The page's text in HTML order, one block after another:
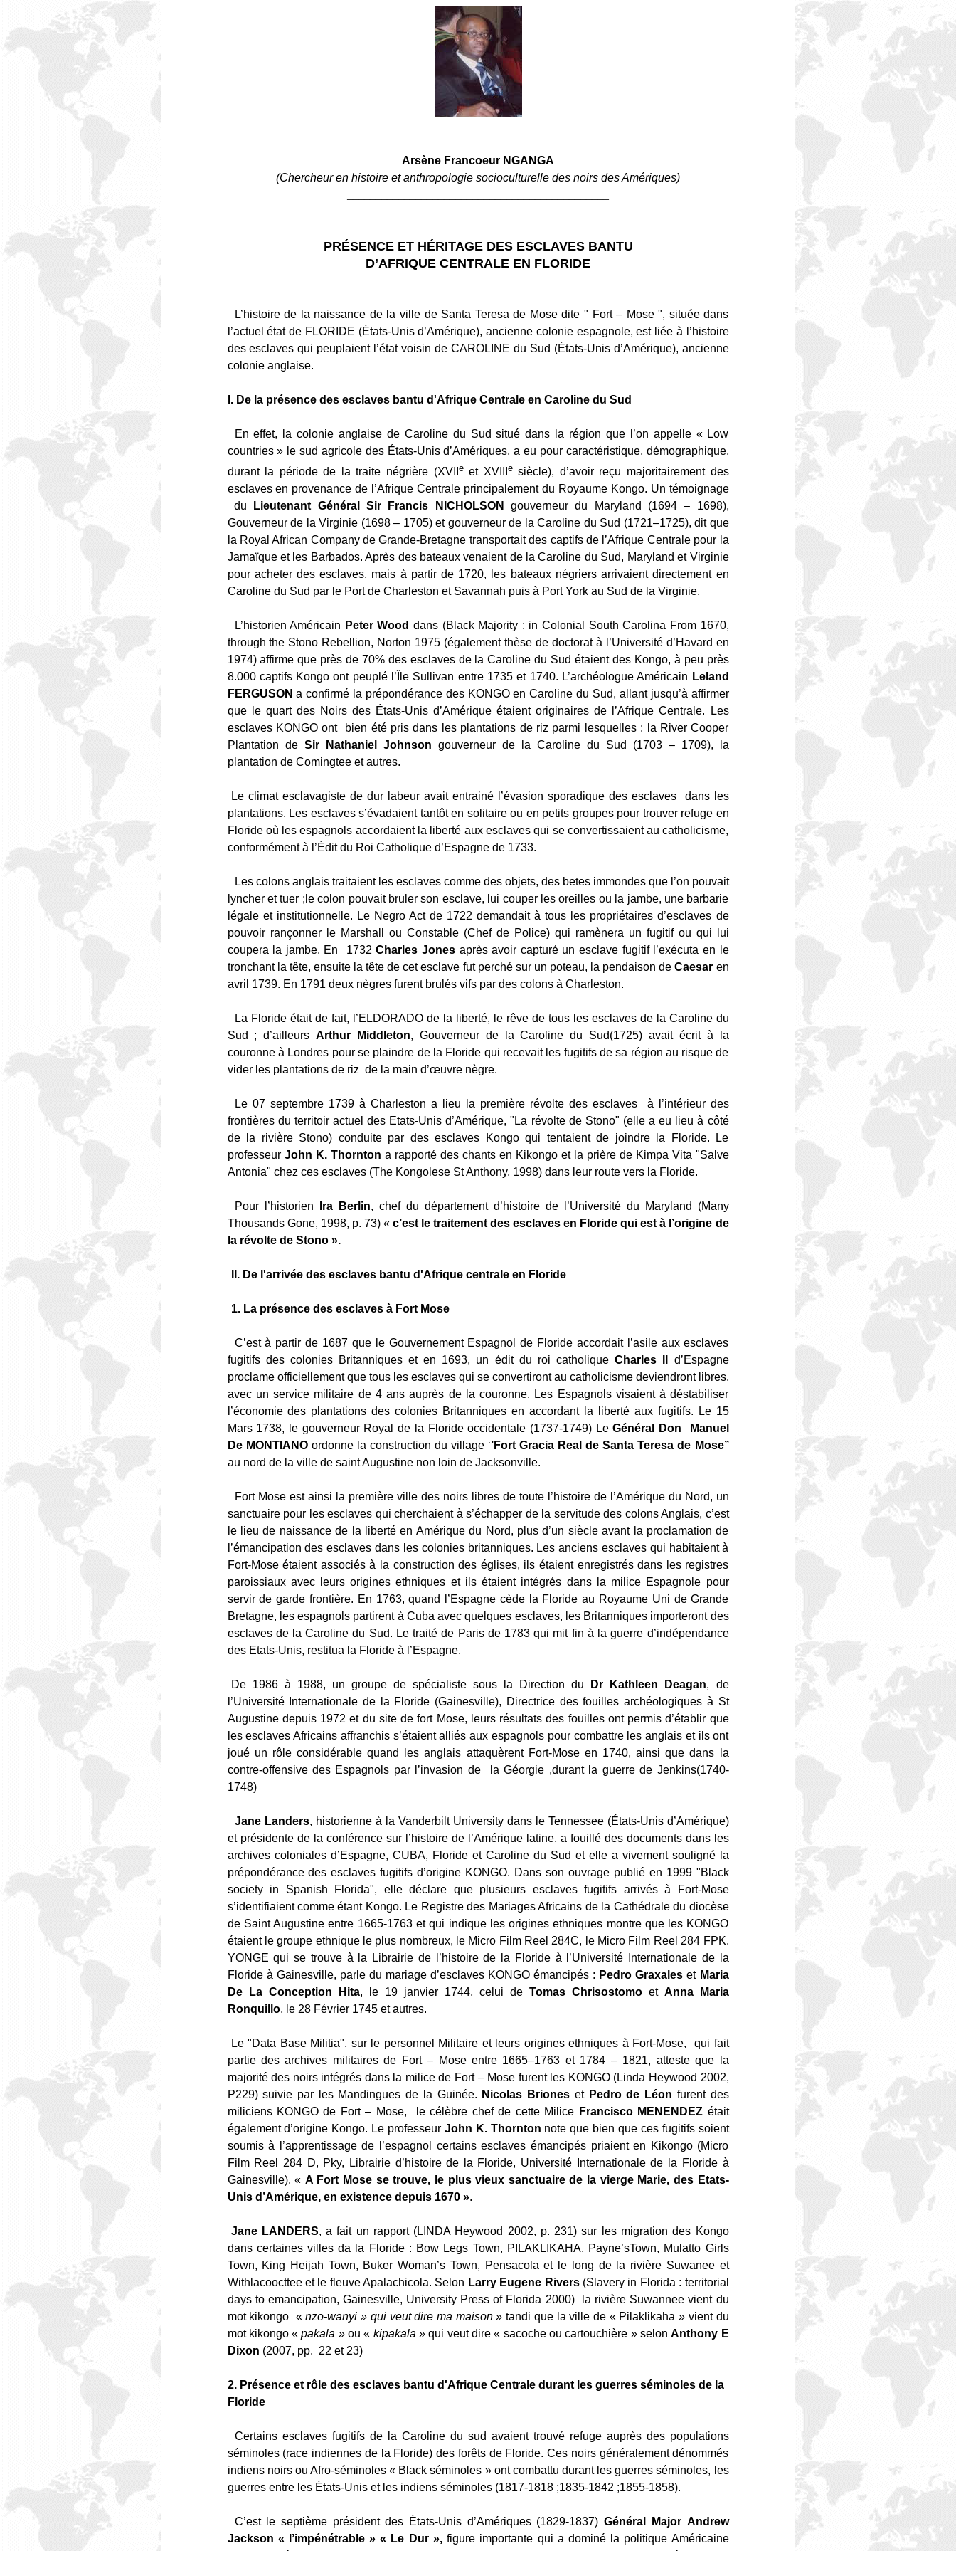
Arsène Francoeur NGANGA
(Chercheur en histoire et anthropologie socioculturelle des noirs des Amériques)
PRÉSENCE ET HÉRITAGE DES ESCLAVES BANTU
D’AFRIQUE CENTRALE EN FLORIDE
L’histoire de la naissance de la ville de Santa Teresa de Mose dite " Fort – Mose ", située dans
l’actuel état de FLORIDE (États-Unis d’Amérique), ancienne colonie espagnole, est liée à l’histoire
des esclaves qui peuplaient l’état voisin de CAROLINE du Sud (États-Unis d’Amérique), ancienne
colonie anglaise.
I. De la présence des esclaves bantu d'Afrique Centrale en Caroline du Sud
En effet, la colonie anglaise de Caroline du Sud situé dans la région que l’on appelle « Low
countries » le sud agricole des États-Unis d’Amériques, a eu pour caractéristique, démographique,
durant la période de la traite négrière (XVII eet XVIII esiècle), d’avoir reçu majoritairement des
esclaves en provenance de l’Afrique Centrale principalement du Royaume Kongo. Un témoignage
du
Lieutenant Général Sir Francis NICHOLSON
gouverneur du Maryland (1694 – 1698),
Gouverneur de la Virginie (1698 – 1705) et gouverneur de la Caroline du Sud (1721–1725), dit que
la Royal African Company de Grande-Bretagne transportait des captifs de l’Afrique Centrale pour la
Jamaïque et les Barbados. Après des bateaux venaient de la Caroline du Sud, Maryland et Virginie
pour acheter des esclaves, mais à partir de 1720, les bateaux négriers arrivaient directement en
Caroline du Sud par le Port de Charleston et Savannah puis à Port York au Sud de la Virginie.
L’historien Américain Peter Wood dans (Black Majority : in Colonial South Carolina From 1670,
through the Stono Rebellion, Norton 1975 (également thèse de doctorat à l’Université d’Havard en
1974) affirme que près de 70% des esclaves de la Caroline du Sud étaient des Kongo, à peu près
8.000 captifs Kongo ont peuplé l’Île Sullivan entre 1735 et 1740. L’archéologue Américain Leland
FERGUSONa confirmé la prépondérance des KONGO en Caroline du Sud, allant jusqu’à affirmer
que le quart des Noirs des États-Unis d’Amérique étaient originaires de l’Afrique Centrale. Les
esclaves KONGO ont bien été pris dans les plantations de riz parmi lesquelles : la River Cooper
Plantation de Sir Nathaniel Johnson gouverneur de la Caroline du Sud (1703 – 1709), la
plantation de Comingtee et autres.
Le climat esclavagiste de dur labeur avait entrainé l’évasion sporadique des esclaves dans les
plantations. Les esclaves s’évadaient tantôt en solitaire ou en petits groupes pour trouver refuge en
Floride où les espagnols accordaient la liberté aux esclaves qui se convertissaient au catholicisme,
conformément à l’Édit du Roi Catholique d’Espagne de 1733.
Les colons anglais traitaient les esclaves comme des objets, des betes immondes que l’on pouvait
lyncher et tuer ;le colon pouvait bruler son esclave, lui couper les oreilles ou la jambe, une barbarie
légale et institutionnelle. Le Negro Act de 1722 demandait à tous les propriétaires d’esclaves de
pouvoir rançonner le Marshall ou Constable (Chef de Police) qui ramènera un fugitif ou qui lui
coupera la jambe. En 1732Charles Jonesaprès avoir capturé un esclave fugitif l’exécuta en le
tronchant la tête, ensuite la tête de cet esclave fut perché sur un poteau, la pendaison deCaesar en
avril 1739. En 1791 deux nègres furent brulés vifs par des colons à Charleston.
La Floride était de fait, l’ELDORADO de la liberté, le rêve de tous les esclaves de la Caroline du
Sud ; d’ailleursArthur Middleton, Gouverneur de la Caroline du Sud(1725) avait écrit à la
couronne à Londres pour se plaindre de la Floride qui recevait les fugitifs de sa région au risque de
vider les plantations de riz de la main d’œuvre nègre.
Le 07 septembre 1739 à Charleston a lieu la première révolte des esclaves à l’intérieur des
frontières du territoir actuel des Etats-Unis d’Amérique, "La révolte de Stono" (elle a eu lieu à côté
de la rivière Stono) conduite par des esclaves Kongo qui tentaient de joindre la Floride. Le
professeur John K. Thornton a rapporté des chants en Kikongo et la prière de Kimpa Vita "Salve
Antonia" chez ces esclaves (The Kongolese St Anthony, 1998) dans leur route vers la Floride.
Pour l’historien Ira Berlin, chef du département d’histoire de l’Université du Maryland (Many
Thousands Gone, 1998, p. 73) « c’est le traitement des esclaves en Floride qui est à l’origine de
la révolte de Stono ».
II. De l'arrivée des esclaves bantu d'Afrique centrale en Floride
1. La présence des esclaves à Fort Mose
C’est à partir de 1687 que le Gouvernement Espagnol de Floride accordait l’asile aux esclaves
fugitifs des colonies Britanniques et en 1693, un édit du roi catholiqueCharles II
d’Espagne
proclame officiellement que tous les esclaves qui se convertiront au catholicisme deviendront libres,
avec un service militaire de 4 ans auprès de la couronne. Les Espagnols visaient à déstabiliser
l’économie des plantations des colonies Britanniques en accordant la liberté aux fugitifs. Le 15
Mars 1738, le gouverneur Royal de la Floride occidentale (1737-1749) LeGénéral Don
Manuel
De MONTIANO ordonne la construction du village ‘’Fort Gracia Real de Santa Teresa de Mose’’
au nord de la ville de saint Augustine non loin de Jacksonville.
Fort Mose est ainsi la première ville des noirs libres de toute l’histoire de l’Amérique du Nord, un
sanctuaire pour les esclaves qui cherchaient à s’échapper de la servitude des colons Anglais, c’est
le lieu de naissance de la liberté en Amérique du Nord, plus d’un siècle avant la proclamation de
l’émancipation des esclaves dans les colonies britanniques. Les anciens esclaves qui habitaient à
Fort-Mose étaient associés à la construction des églises, ils étaient enregistrés dans les registres
paroissiaux avec leurs origines ethniques et ils étaient intégrés dans la milice Espagnole pour
servir de garde frontière. En 1763, quand l’Espagne cède la Floride au Royaume Uni de Grande
Bretagne, les espagnols partirent à Cuba avec quelques esclaves, les Britanniques importeront des
esclaves de la Caroline du Sud. Le traité de Paris de 1783 qui mit fin à la guerre d’indépendance
des Etats-Unis, restitua la Floride à l’Espagne.
De 1986 à 1988, un groupe de spécialiste sous la Direction du Dr Kathleen Deagan, de
l’Université Internationale de la Floride (Gainesville), Directrice des fouilles archéologiques à St
Augustine depuis 1972 et du site de fort Mose, leurs résultats des fouilles ont permis d’établir que
les esclaves Africains affranchis s’étaient alliés aux espagnols pour combattre les anglais et ils ont
joué un rôle considérable quand les anglais attaquèrent Fort-Mose en 1740, ainsi que dans la
contre-offensive des Espagnols par l’invasion de la Géorgie ,durant la guerre de Jenkins(1740-
1748)
Jane Landers, historienne à la Vanderbilt University dans le Tennessee (États-Unis d’Amérique)
et présidente de la conférence sur l’histoire de l’Amérique latine, a fouillé des documents dans les
archives coloniales d’Espagne, CUBA, Floride et Caroline du Sud et elle a vivement souligné la
prépondérance des esclaves fugitifs d’origine KONGO. Dans son ouvrage publié en 1999 "Black
society in Spanish Florida", elle déclare que plusieurs esclaves fugitifs arrivés à Fort-Mose
s’identifiaient comme étant Kongo. Le Registre des Mariages Africains de la Cathédrale du diocèse
de Saint Augustine entre 1665-1763 et qui indique les origines ethniques montre que les KONGO
étaient le groupe ethnique le plus nombreux, le Micro Film Reel 284C, le Micro Film Reel 284 FPK.
YONGE qui se trouve à la Librairie de l’histoire de la Floride à l’Université Internationale de la
Floride à Gainesville, parle du mariage d’esclaves KONGO émancipés : Pedro Graxales et Maria
De La Conception Hita, le 19 janvier 1744, celui de Tomas Chrisostomoet Anna Maria
Ronquillo, le 28 Février 1745 et autres.
Le "Data Base Militia", sur le personnel Militaire et leurs origines ethniques à Fort-Mose, qui fait
partie des archives militaires de Fort – Mose entre 1665–1763 et 1784 – 1821, atteste que la
majorité des noirs intégrés dans la milice de Fort – Mose furent les KONGO (Linda Heywood 2002,
P229) suivie par les Mandingues de la Guinée. Nicolas Briones et Pedro de Léon furent des
miliciens KONGO de Fort – Mose, le célèbre chef de cette Milice Francisco MENENDEZ était
également d’origine Kongo. Le professeur John K. Thornton note que bien que ces fugitifs soient
soumis à l’apprentissage de l’espagnol certains esclaves émancipés priaient en Kikongo (Micro
Film Reel 284 D, Pky, Librairie d’histoire de la Floride, Université Internationale de la Floride à
Gainesville). « A Fort Mose se trouve, le plus vieux sanctuaire de la vierge Marie, des Etats-
Unis d’Amérique, en existence depuis 1670 ».
Jane LANDERS, a fait un rapport (LINDA Heywood 2002, p. 231) sur les migration des Kongo
dans certaines villes da la Floride : Bow Legs Town, PILAKLIKAHA, Payne’sTown, Mulatto Girls
Town, King Heijah Town, Buker Woman’s Town, Pensacola et le long de la rivière Suwanee et
Withlacoocttee et le fleuve Apalachicola. Selon Larry Eugene Rivers (Slavery in Florida : territorial
days to emancipation, Gainesville, University Press of Florida 2000) la rivière Suwannee vient du
mot kikongo «nzo-wanyi » qui veut dire ma maison» tandi que la ville de « Pilaklikaha » vient du
mot kikongo «pakala » ou « kipakala » qui veut dire « sacoche ou cartouchière » selonAnthony E
Dixon (2007, pp. 22 et 23)
2. Présence et rôle des esclaves bantu d'Afrique Centrale durant les guerres séminoles de la
Floride
Certains esclaves fugitifs de la Caroline du sud avaient trouvé refuge auprès des populations
séminoles (race indiennes de la Floride) des forêts de Floride. Ces noirs généralement dénommés
indiens noirs ou Afro-séminoles « Black séminoles » ont combattu durant les guerres séminoles, les
guerres entre les États-Unis et les indiens séminoles (1817-1818 ;1835-1842 ;1855-1858).
C’est le septième président des États-Unis d’Amériques (1829-1837)Général Major Andrew
Jackson « l’impénétrable » « Le Dur »,figure importante qui a dominé la politique Américaine